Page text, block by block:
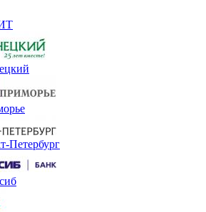
Петербург